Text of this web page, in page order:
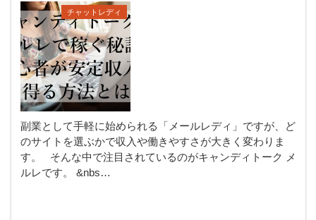
チャットレディ
副業として手軽に始められる「メールレディ」ですが、ど
のサイトを選ぶかで収入や働きやすさが大きく変わりま
す。 そんな中で注目されているのがキャンディトーク メ
ルレです。 &nbs…